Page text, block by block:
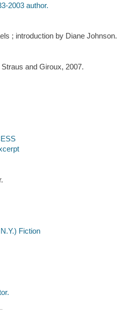
2003 author.
; introduction by Diane Johnson.
and Giroux, 2007.
Fiction